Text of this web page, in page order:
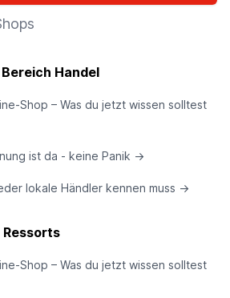
Handel
Shop – Was du jetzt wissen solltest
ist da - keine Panik →
lokale Händler kennen muss →
Shop – Was du jetzt wissen solltest